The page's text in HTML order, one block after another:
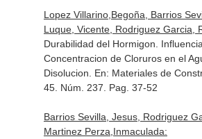
Lopez Villarino,Begoña, Barrios
Luque, Vicente, Rodriguez Garcia,
Durabilidad del Hormigon.
Concentracion de Cloruros en el
Disolucion. En: Materiales de
45. Núm. 237. Pag. 37-52
Barrios Sevilla, Jesus, Rodriguez
Martinez Perza,Inmaculada: